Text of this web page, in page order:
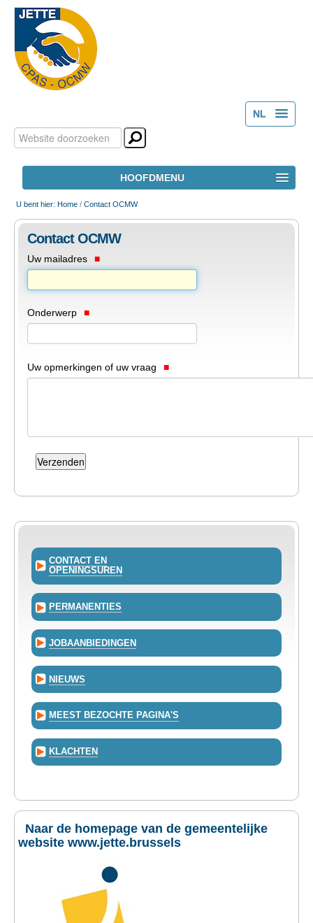
NL
Persoonlijke
hulpmiddelen
Zoek
Geavanceerd
HOOFDMENU
HOME
HET OCMW
TEWERKSTELLING
VOEDSELHULP
U bent hier: Home / Contact OCMW
Contact OCMW
Uw mailadres
Onderwerp
Uw opmerkingen of uw vraag
CONTACT EN
OPENINGSUREN
PERMANENTIES
JOBAANBIEDINGEN
NIEUWS
MEEST BEZOCHTE PAGINA'S
KLACHTEN
Naar de homepage van de gemeentelijke
website www.jette.brussels